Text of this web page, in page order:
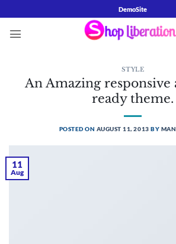
to
content
DemoSite
STYLE
An Amazing responsive
ready theme.
POSTED ON AUGUST 11, 2013 BY
11
Aug